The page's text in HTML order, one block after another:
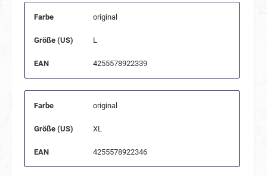
Farbe original
Größe (US) L
EAN 4255578922339
Farbe original
Größe (US) XL
EAN 4255578922346